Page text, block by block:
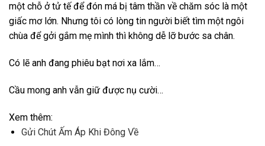
một chỗ ở tử tế để đón má bị tâm thần về chăm sóc là một
giấc mơ lớn. Nhưng tôi có lòng tin người biết tìm một ngôi
chùa để gởi gắm mẹ mình thì không dễ lỡ bước sa chân.
Có lẽ anh đang phiêu bạt nơi xa lắm…
Cầu mong anh vẫn giữ được nụ cười…
Xem thêm:
Gửi Chút Ấm Áp Khi Đông Về